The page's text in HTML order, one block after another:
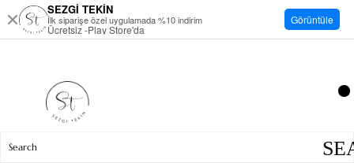
SEZGİ TEKİN
İlk siparişe özel uygulamada %10 indirim
Ücretsiz -Play Store'da
Görüntüle